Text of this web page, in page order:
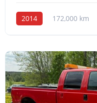
2014 172,000 km